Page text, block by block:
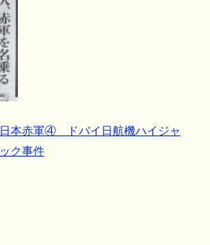
日本赤軍④ ドバイ日航機ハイジャ
ック事件